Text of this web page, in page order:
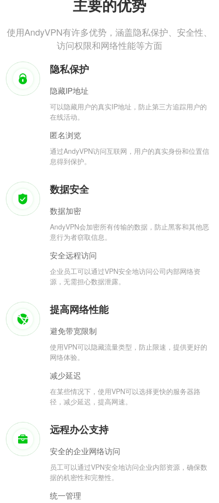
主要的优势
使用AndyVPN有许多优势，涵盖隐私保护、安全性、
访问权限和网络性能等方面
隐私保护
隐藏IP地址
可以隐藏用户的真实IP地址，防止第三方追踪用户的
在线活动。
匿名浏览
通过AndyVPN访问互联网，用户的真实身份和位置信
息得到保护。
数据安全
数据加密
AndyVPN会加密所有传输的数据，防止黑客和其他恶
意行为者窃取信息。
安全远程访问
企业员工可以通过VPN安全地访问公司内部网络资
源，无需担心数据泄露。
提高网络性能
避免带宽限制
使用VPN可以隐藏流量类型，防止限速，提供更好的
网络体验。
减少延迟
在某些情况下，使用VPN可以选择更快的服务器路
径，减少延迟，提高网速。
远程办公支持
安全的企业网络访问
员工可以通过VPN安全地访问企业内部资源，确保数
据的机密性和完整性。
统一管理